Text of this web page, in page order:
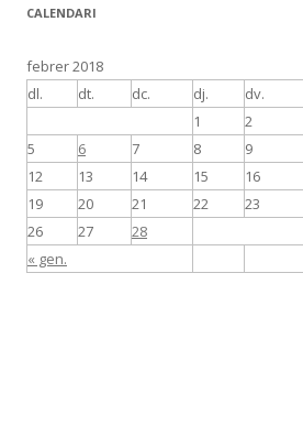
CALENDARI
febrer 2018
dl.
dt. dc. dj. dv.
« gen.
1 2
5
6 7 8 9
12
13 14 15 16
19
20 21 22 23
26
27 28